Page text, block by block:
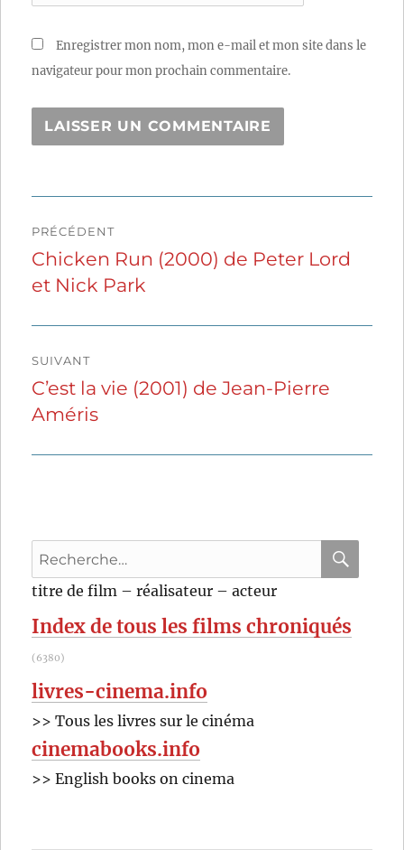
Enregistrer mon nom, mon e-mail et mon site dans le
navigateur pour mon prochain commentaire.
de
l’article
PRÉCÉDENT
Publication
précédente :
Chicken Run (2000) de Peter Lord
et Nick Park
SUIVANT
Publication
suivante :
C’est la vie (2001) de Jean-Pierre
Améris
Recherche
pour
:
titre de film – réalisateur – acteur
Index de tous les films chroniqués
(6380)
livres-cinema.info
>> Tous les livres sur le cinéma
cinemabooks.info
>> English books on cinema